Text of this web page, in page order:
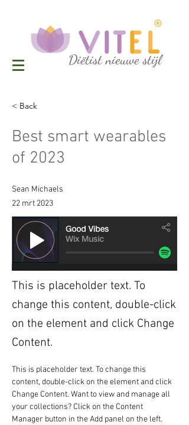
Diëtist nieuwe stijl
< Back
Best smart wearables
of 2023
Sean Michaels
22 mrt 2023
This is placeholder text. To
change this content, double-click
on the element and click Change
Content.
This is placeholder text. To change this
content, double-click on the element and click
Change Content. Want to view and manage all
your collections? Click on the Content
Manager button in the Add panel on the left.